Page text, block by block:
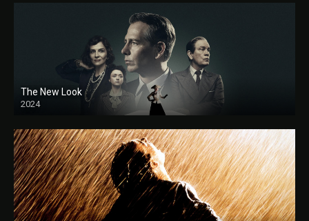
The New Look
2024